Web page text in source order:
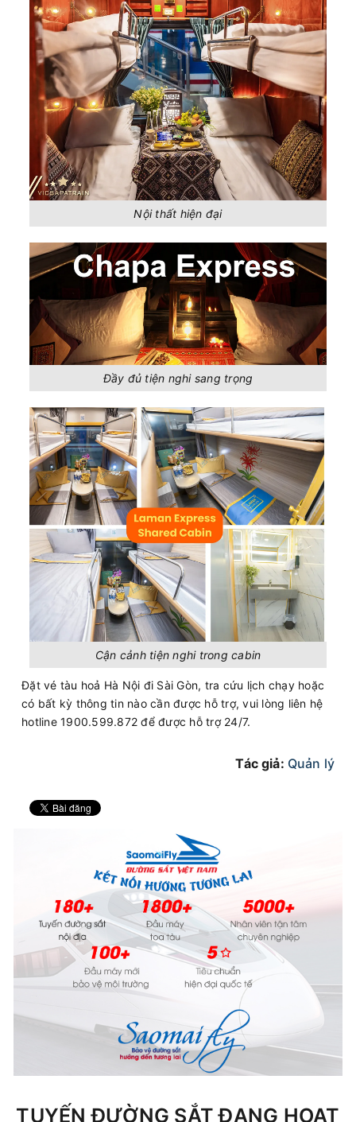
Nội thất hiện đại
Đầy đủ tiện nghi sang trọng
Cận cảnh tiện nghi trong cabin
Đặt vé tàu hoả Hà Nội đi Sài Gòn, tra cứu lịch chạy hoặc
có bất kỳ thông tin nào cần được hỗ trợ, vui lòng liên hệ
hotline 1900.599.872 để được hỗ trợ 24/7.
Tác giả: Quản lý
TUYẾN ĐƯỜNG SẮT ĐANG HOẠT